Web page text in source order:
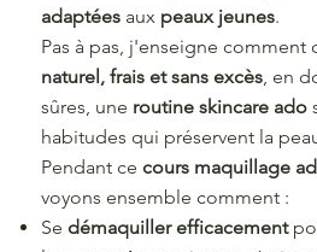
adaptées aux peaux jeunes.
Pas à pas, j'enseigne comment
naturel, frais et sans excès, en
sûres, une routine skincare ado
habitudes qui préservent la
Pendant ce cours maquillage
voyons ensemble comment :
Se démaquiller efficacement